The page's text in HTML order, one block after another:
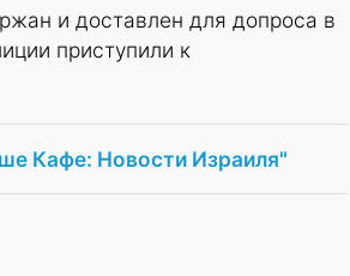
и доставлен для допроса в
приступили к
Кафе: Новости Израиля"